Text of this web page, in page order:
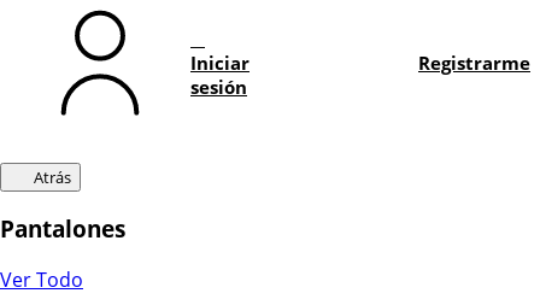
Iniciar
sesión
Registrarme
Atrás
Pantalones
Ver Todo